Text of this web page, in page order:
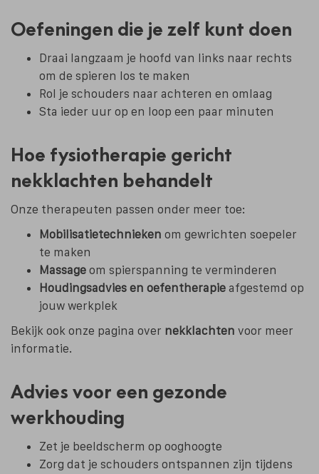
Oefeningen die je zelf kunt doen
Draai langzaam je hoofd van links naar rechts
om de spieren los te maken
Rol je schouders naar achteren en omlaag
Sta ieder uur op en loop een paar minuten
Hoe fysiotherapie gericht
nekklachten behandelt
Onze therapeuten passen onder meer toe:
Mobilisatietechnieken om gewrichten soepeler
te maken
Massage om spierspanning te verminderen
Houdingsadvies en oefentherapie afgestemd op
jouw werkplek
Bekijk ook onze pagina over nekklachten voor meer
informatie.
Advies voor een gezonde
werkhouding
Zet je beeldscherm op ooghoogte
Zorg dat je schouders ontspannen zijn tijdens